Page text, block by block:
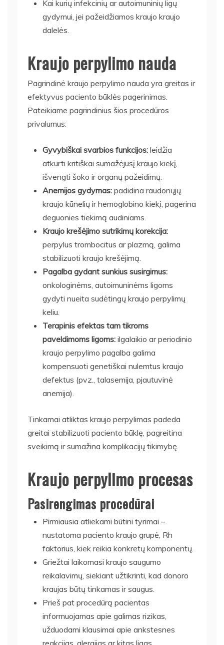
Kai kurių infekcinių ar autoimuninių ligų
gydymui, jei pažeidžiamos kraujo kraujo
dalelės.
Kraujo perpylimo nauda
Pagrindinė kraujo perpylimo nauda yra greitas ir
efektyvus paciento būklės pagerinimas.
Pateikiame pagrindinius šios procedūros
privalumus:
Gyvybiškai svarbios funkcijos: leidžia
atkurti kritiškai sumažėjusį kraujo kiekį,
išvengti šoko ir organų pažeidimų.
Anemijos gydymas: padidina raudonųjų
kraujo kūnelių ir hemoglobino kiekį, pagerina
deguonies tiekimą audiniams.
Kraujo krešėjimo sutrikimų korekcija:
perpylus trombocitus ar plazmą, galima
stabilizuoti kraujo krešėjimą.
Pagalba gydant sunkius susirgimus:
onkologinėms, autoimuninėms ligoms
gydyti nueita sudėtingų kraujo perpylimų
keliu.
Terapinis efektas tam tikroms
paveldimoms ligoms: ilgalaikio ar periodinio
kraujo perpylimo pagalba galima
kompensuoti genetiškai nulemtus kraujo
defektus (pvz., talasemija, pjautuvinė
anemija).
Tinkamai atliktas kraujo perpylimas padeda
greitai stabilizuoti paciento būklę, pagreitina
sveikimą ir sumažina komplikacijų tikimybę.
Kraujo perpylimo procesas
Pasirengimas procedūrai
Pirmiausia atliekami būtini tyrimai –
nustatoma paciento kraujo grupė, Rh
faktorius, kiek reikia konkretų komponentų.
Griežtai laikomasi kraujo saugumo
reikalavimų, siekiant užtikrinti, kad donoro
kraujas būtų tinkamas ir saugus.
Prieš pat procedūrą pacientas
informuojamas apie galimas rizikas,
užduodami klausimai apie ankstesnes
reakcijas, alergijas ar kitas ligas.